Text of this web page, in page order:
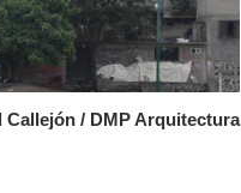
Callejón / DMP Arquitectura